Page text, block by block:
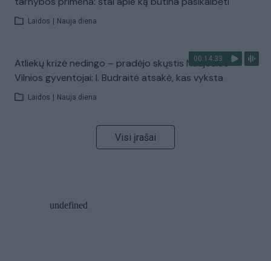
Laidos Nauja diena
00:14:33
Atliekų krizė nedingo – pradėjo skųstis Naujosios
Vilnios gyventojai: I. Budraitė atsakė, kas vyksta
Laidos Nauja diena
Visi įrašai